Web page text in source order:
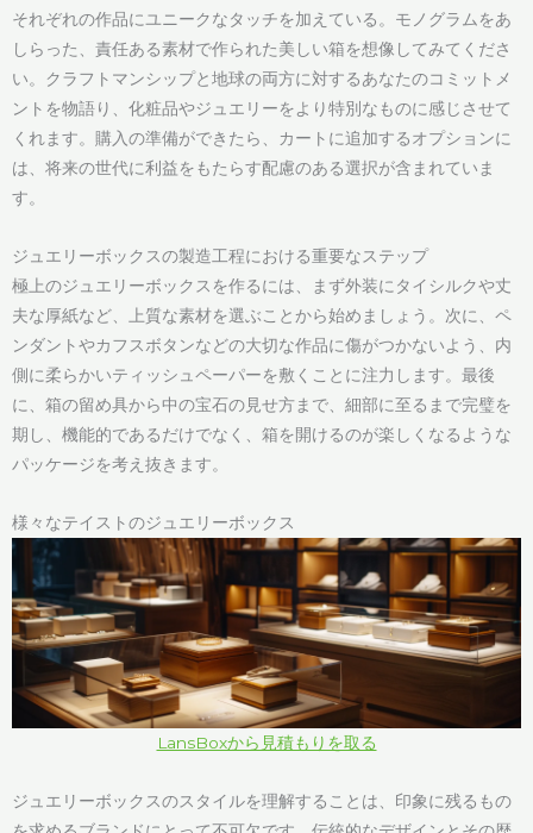
それぞれの作品にユニークなタッチを加えている。モノグラムをあ
しらった、責任ある素材で作られた美しい箱を想像してみてくださ
い。クラフトマンシップと地球の両方に対するあなたのコミットメ
ントを物語り、化粧品やジュエリーをより特別なものに感じさせて
くれます。購入の準備ができたら、カートに追加するオプションに
は、将来の世代に利益をもたらす配慮のある選択が含まれていま
す。
ジュエリーボックスの製造工程における重要なステップ
極上のジュエリーボックスを作るには、まず外装にタイシルクや丈
夫な厚紙など、上質な素材を選ぶことから始めましょう。次に、ペ
ンダントやカフスボタンなどの大切な作品に傷がつかないよう、内
側に柔らかいティッシュペーパーを敷くことに注力します。最後
に、箱の留め具から中の宝石の見せ方まで、細部に至るまで完璧を
期し、機能的であるだけでなく、箱を開けるのが楽しくなるような
パッケージを考え抜きます。
様々なテイストのジュエリーボックス
LansBoxから見積もりを取る
ジュエリーボックスのスタイルを理解することは、印象に残るもの